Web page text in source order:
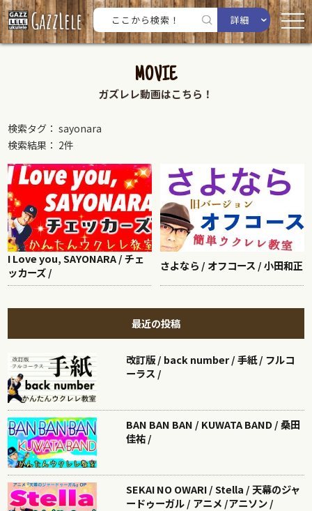
詳細
MOVIE
ガズレレ動画はこちら！
検索タグ： sayonara
検索結果： 2件
I Love you, SAYONARA / チェ
ッカーズ /
さよなら / オフコース / 小田和正
最近の投稿
改訂版 / back number / 手紙 / フルコ
ーラス /
BAN BAN BAN / KUWATA BAND / 桑田
佳祐 /
SEKAI NO OWARI / Stella / 天幕のジャ
ードゥーガル / アニメ /アニソン /